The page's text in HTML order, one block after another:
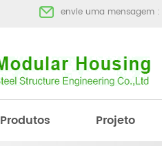
envie uma mensagem :
Produtos Projeto